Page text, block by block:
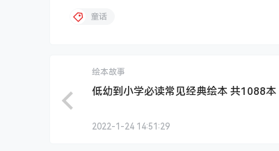
童话
绘本故事
低幼到小学必读常见经典绘本 共1088本
2022-1-24 14:51:29